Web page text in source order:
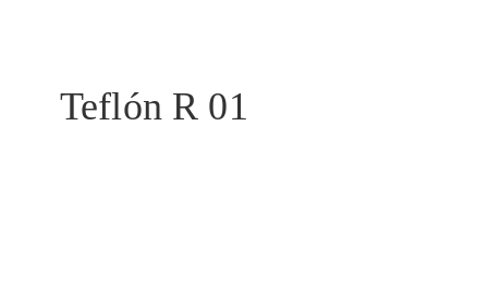
Teflón R 01